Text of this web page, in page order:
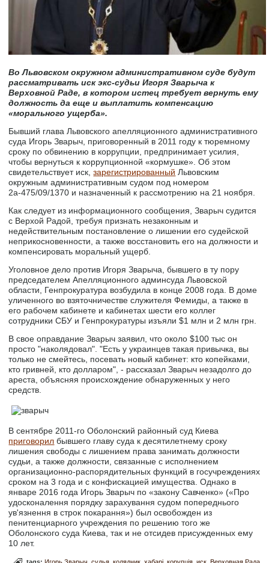
Во Львовском окружном административном суде будут
рассматривать иск экс-судьи Игоря Зварыча к
Верховной Раде, в котором истец требует вернуть ему
должность да еще и выплатить компенсацию
«морального ущерба».
Бывший глава Львовского апелляционного административного
суда Игорь Зварыч, приговоренный в 2011 году к тюремному
сроку по обвинению в коррупции, предпринимает усилия,
чтобы вернуться к коррупционной «кормушке». Об этом
свидетельствует иск,зарегистрированный Львовским
окружным административным судом под номером
2а-475/09/1370 и назначенный к рассмотрению на 21 ноября.
Как следует из информационного сообщения, Зварыч судится
с Верхой Радой, требуя признать незаконным и
недействительным постановление о лишении его судейской
неприкосновенности, а также восстановить его на должности и
компенсировать моральный ущерб.
Уголовное дело против Игоря Зварыча, бывшего в ту пору
председателем Апелляционного админсуда Львовской
области, Генпрокуратура возбудила в конце 2008 года. В доме
уличенного во взяточничестве служителя Фемиды, а также в
его рабочем кабинете и кабинетах шести его коллег
сотрудники СБУ и Генпрокуратуры изъяли $1 млн и 2 млн грн.
В свое оправдание Зварыч заявил, что около $100 тыс он
просто "наколядовал". "Есть у украинцев такая привычка, вы
только не смейтесь, посевать новый кабинет: кто копейками,
кто гривней, кто долларом", - рассказал Зварыч незадолго до
ареста, объясняя происхождение обнаруженных у него
средств.
В сентябре 2011-го Оболонский районный суд Киева
приговорил бывшего главу суда к десятилетнему сроку
лишения свободы с лишением права занимать должности
судьи, а также должности, связанные с исполнением
организационно-распорядительных функций в госучреждениях
сроком на 3 года и с конфискацией имущества. Однако в
январе 2016 года Игорь Зварыч по «закону Савченко» («Про
удосконалення порядку зарахування судом попереднього
ув'язнення в строк покарання») был освобожден из
пенитенциарного учреждения по решению того же
Оболонского суда Киева, так и не отсидев присужденных ему
10 лет.